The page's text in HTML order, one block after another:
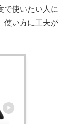
で使いたい人に
使い方に工夫が